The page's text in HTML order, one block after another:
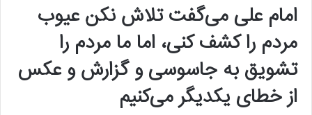
امام علی می‌گفت تلاش نکن عیوب
مردم را کشف کنی، اما ما مردم را
تشویق به جاسوسی و گزارش و عکس
از خطای یکدیگر می‌کنیم